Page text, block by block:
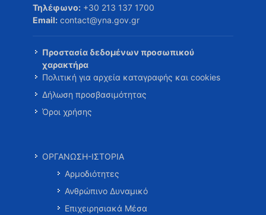
Τηλέφωνο: +30 213 137 1700
Email: contact@yna.gov.gr
Προστασία δεδομένων προσωπικού
χαρακτήρα
Πολιτική για αρχεία καταγραφής και cookies
Δήλωση προσβασιμότητας
Όροι χρήσης
ΟΡΓΑΝΩΣΗ-ΙΣΤΟΡΙΑ
Αρμοδιότητες
Ανθρώπινο Δυναμικό
Επιχειρησιακά Μέσα